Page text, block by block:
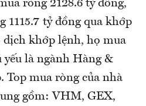
ròng 2128.6 tỷ đồng,
1115.7 tỷ đồng qua khớp
khớp lệnh, họ mua
yếu là ngành Hàng &
Top mua ròng của nhà
gồm: VHM, GEX,